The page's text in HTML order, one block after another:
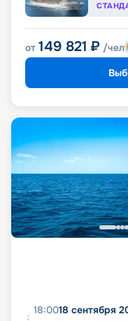
от 149 821 ₽ /чел
18:0018 сентября